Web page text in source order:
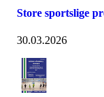
Store sportslige
30.03.2026